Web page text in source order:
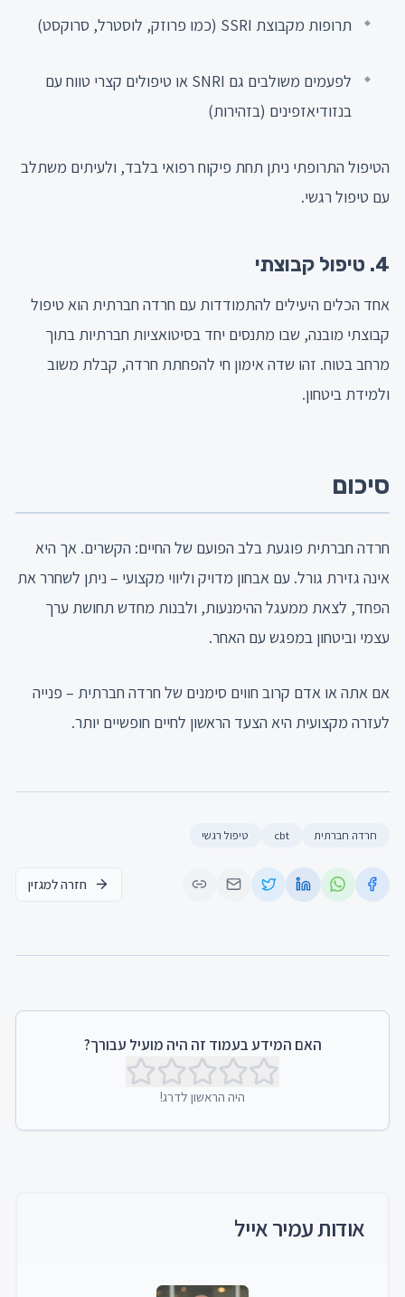
תרופות מקבוצת SSRI (כמו פרוזק, לוסטרל, סרוקסט)
לפעמים משולבים גם SNRI או טיפולים קצרי טווח עם
בנזודיאזפינים (בזהירות)
הטיפול התרופתי ניתן תחת פיקוח רפואי בלבד, ולעיתים משתלב
עם טיפול רגשי.
4. טיפול קבוצתי
אחד הכלים היעילים להתמודדות עם חרדה חברתית הוא טיפול
קבוצתי מובנה, שבו מתנסים יחד בסיטואציות חברתיות בתוך
מרחב בטוח. זהו שדה אימון חי להפחתת חרדה, קבלת משוב
ולמידת ביטחון.
סיכום
חרדה חברתית פוגעת בלב הפועם של החיים: הקשרים. אך היא
אינה גזירת גורל. עם אבחון מדויק וליווי מקצועי – ניתן לשחרר את
הפחד, לצאת ממעגל ההימנעות, ולבנות מחדש תחושת ערך
עצמי וביטחון במפגש עם האחר.
אם אתה או אדם קרוב חווים סימנים של חרדה חברתית – פנייה
לעזרה מקצועית היא הצעד הראשון לחיים חופשיים יותר.
חרדה חברתית cbt טיפול רגשי
חזרה למגזין
האם המידע בעמוד זה היה מועיל עבורך?
היה הראשון לדרג!
אודותעמיר אייל